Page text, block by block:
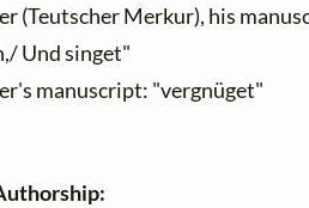
(Teutscher Merkur), his
Und singet"
manuscript: "vergnüget"